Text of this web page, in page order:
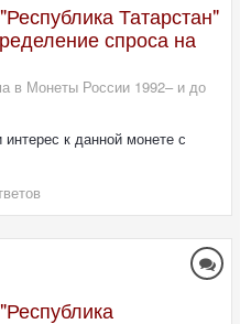
Татарстан"
спроса на
в Монеты России 1992– и до
к данной монете с